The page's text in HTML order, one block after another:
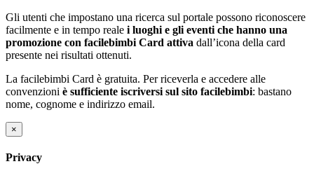
Gli utenti che impostano una ricerca sul portale possono riconoscere
facilmente e in tempo reale i luoghi e gli eventi che hanno una
promozione con facilebimbi Card attiva dall’icona della card
presente nei risultati ottenuti.
La facilebimbi Card è gratuita. Per riceverla e accedere alle
convenzioni è sufficiente iscriversi sul sito facilebimbi: bastano
nome, cognome e indirizzo email.
×
Privacy